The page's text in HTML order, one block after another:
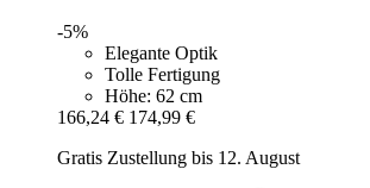
-5%
Elegante Optik
Tolle Fertigung
Höhe: 62 cm
166,24 € 174,99 €
Gratis Zustellung bis 12. August